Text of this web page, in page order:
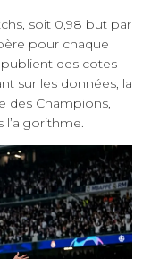
soit 0,98 but par
pour chaque
des cotes
sur les données, la
des Champions,